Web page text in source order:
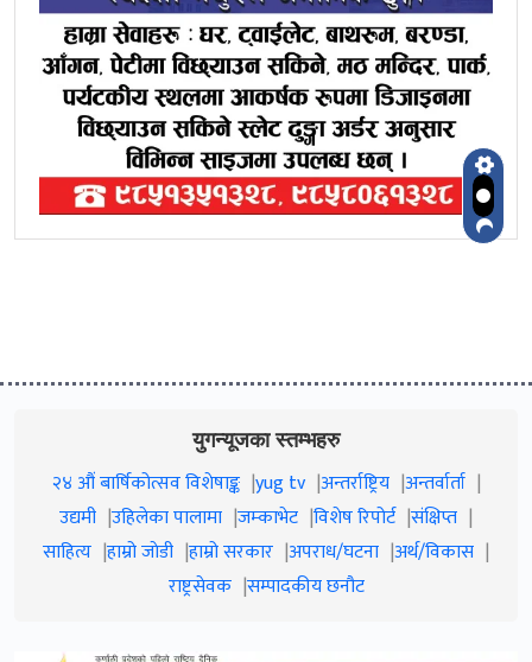
युगन्यूजका स्तम्भहरु
२४ औं बार्षिकोत्सव विशेषाङ्क yug tv अन्तर्राष्ट्रिय अन्तर्वार्ता
उद्यमी उहिलेका पालामा जम्काभेट विशेष रिपोर्ट संक्षिप्त
साहित्य हाम्रो जाेडी हाम्रो सरकार अपराध/घटना अर्थ/विकास
राष्ट्रसेवक सम्पादकीय छनौट